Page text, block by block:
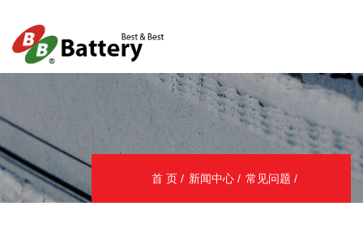
首 页 新闻中心 常见问题